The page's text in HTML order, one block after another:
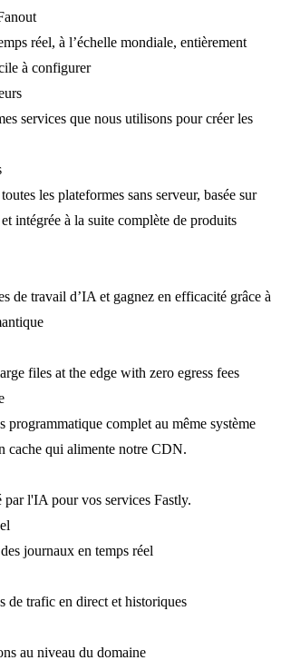
réel, à l’échelle mondiale, entièrement
à configurer
services que nous utilisons pour créer les
les plateformes sans serveur, basée sur
intégrée à la suite complète de produits
de travail d’IA et gagnez en efficacité grâce à
files at the edge with zero egress fees
programmatique complet au même système
cache qui alimente notre CDN.
l'IA pour vos services Fastly.
journaux en temps réel
de trafic en direct et historiques
au niveau du domaine